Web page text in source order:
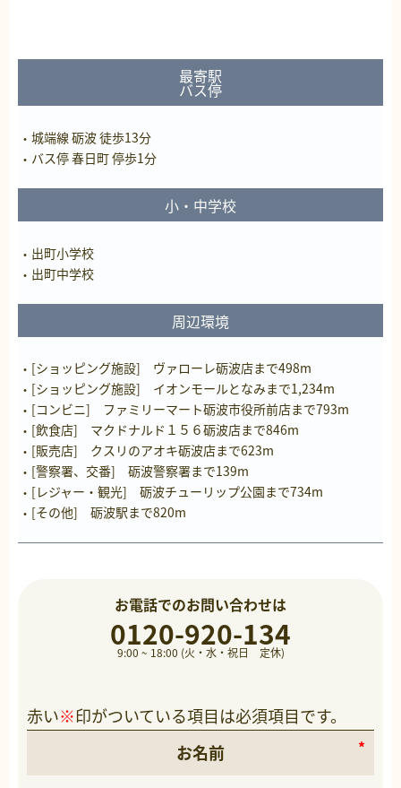
最寄駅
バス停
城端線 砺波 徒歩13分
バス停 春日町 停歩1分
小・中学校
出町小学校
出町中学校
周辺環境
[ショッピング施設] ヴァローレ砺波店まで498m
[ショッピング施設] イオンモールとなみまで1,234m
[コンビニ] ファミリーマート砺波市役所前店まで793m
[飲食店] マクドナルド１５６砺波店まで846m
[販売店] クスリのアオキ砺波店まで623m
[警察署、交番] 砺波警察署まで139m
[レジャー・観光] 砺波チューリップ公園まで734m
[その他] 砺波駅まで820m
お電話でのお問い合わせは
0120-920-134
9:00 ~ 18:00 (火・水・祝日 定休)
赤い※印がついている項目は必須項目です。
お名前